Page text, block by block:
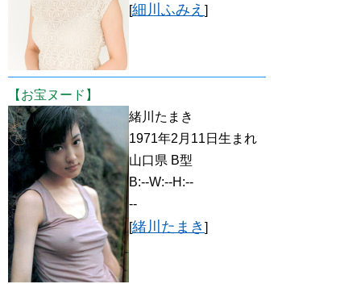
[細川ふみえ ]
【お宝ヌード】
緒川たまき
1971年2月11日生まれ
山口県 B型
B:--W:--H:--
--
[緒川たまき ]